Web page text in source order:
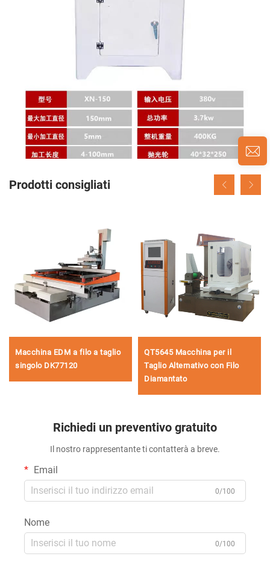
Prodotti consigliati
Macchina EDM a filo a taglio
singolo DK77120
QT5645 Macchina per il
Taglio Alternativo con Filo
Diamantato
Richiedi un preventivo gratuito
Il nostro rappresentante ti contatterà a breve.
Email
0/100
Nome
0/100